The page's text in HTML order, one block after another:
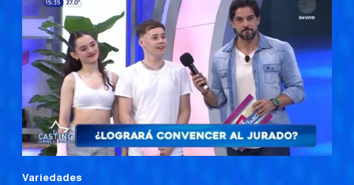
Variedades